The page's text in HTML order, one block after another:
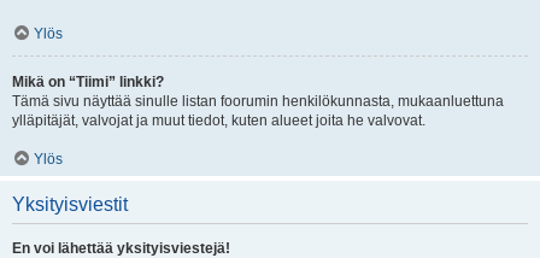
Ylös
Mikä on “Tiimi” linkki?
Tämä sivu näyttää sinulle listan foorumin henkilökunnasta, mukaanluettuna
ylläpitäjät, valvojat ja muut tiedot, kuten alueet joita he valvovat.
Ylös
Yksityisviestit
En voi lähettää yksityisviestejä!